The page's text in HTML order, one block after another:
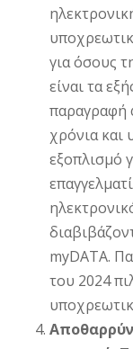
για όσους
είναι τα
παραγραφή
χρόνια και
εξοπλισμό
myDATA.
του 2024